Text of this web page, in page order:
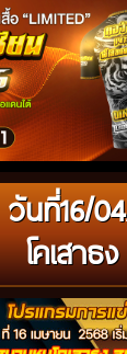
นที่16/
โคเสาธง